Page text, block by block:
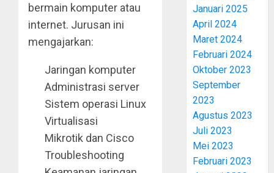
bermain komputer atau
internet. Jurusan ini
mengajarkan:
Jaringan komputer
Administrasi server
Sistem operasi Linux
Virtualisasi
Mikrotik dan Cisco
Troubleshooting
Januari 2025
April 2024
Maret 2024
Februari 2024
Oktober 2023
September
2023
Agustus 2023
Juli 2023
Mei 2023
Februari 2023